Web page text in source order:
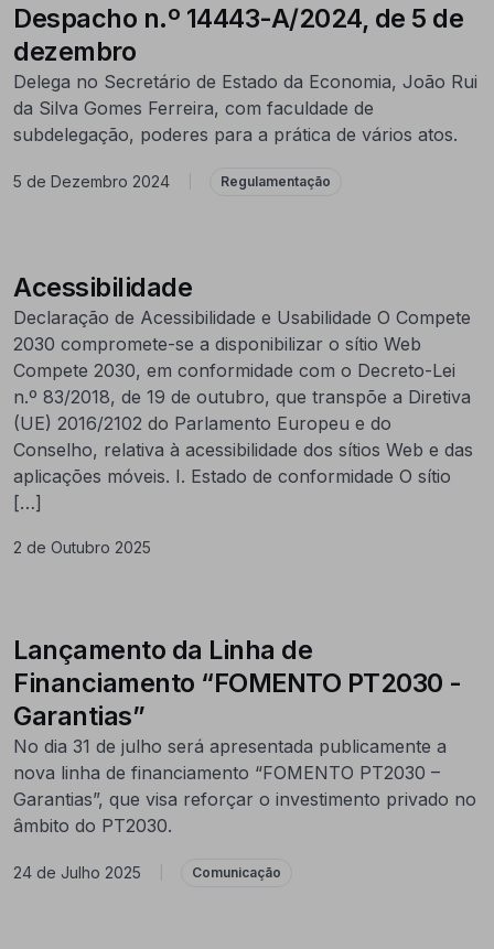
Despacho n.º 14443-A/2024, de 5 de
dezembro
Delega no Secretário de Estado da Economia, João Rui
da Silva Gomes Ferreira, com faculdade de
subdelegação, poderes para a prática de vários atos.
5 de Dezembro 2024 Regulamentação
Acessibilidade
Declaração de Acessibilidade e Usabilidade O Compete
2030 compromete-se a disponibilizar o sítio Web
Compete 2030, em conformidade com o Decreto-Lei
n.º 83/2018, de 19 de outubro, que transpõe a Diretiva
(UE) 2016/2102 do Parlamento Europeu e do
Conselho, relativa à acessibilidade dos sítios Web e das
aplicações móveis. I. Estado de conformidade O sítio
[…]
2 de Outubro 2025
Lançamento da Linha de
Financiamento “FOMENTO PT2030 -
Garantias”
No dia 31 de julho será apresentada publicamente a
nova linha de financiamento “FOMENTO PT2030 –
Garantias”, que visa reforçar o investimento privado no
âmbito do PT2030.
24 de Julho 2025 Comunicação